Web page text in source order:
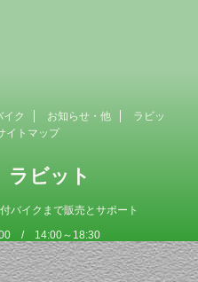
ク お知らせ・他
ラビッ
イトマップ
ビット
バイクまで販売とサポート
/ 14:00～18:30
週木曜日
AllRights Reserved Powered by